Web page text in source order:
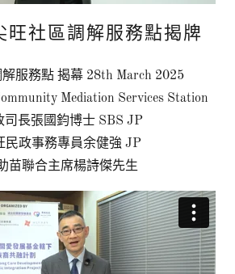
旺社區調解服務點揭牌
服務點 揭幕 28th March 2025
Mediation Services Station
司長張國鈞博士 SBS JP
民政事務專員余健強 JP
苗聯合主席楊詩傑先生